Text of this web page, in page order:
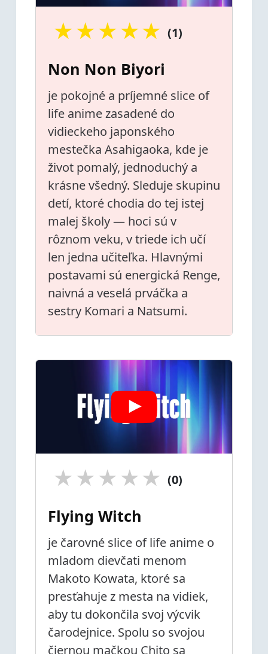
★
★
★
★
★ (1)
Non Non Biyori
je pokojné a príjemné slice of
life anime zasadené do
vidieckeho japonského
mestečka Asahigaoka, kde je
život pomalý, jednoduchý a
krásne všedný. Sleduje skupinu
detí, ktoré chodia do tej istej
malej školy — hoci sú v
rôznom veku, v triede ich učí
len jedna učiteľka. Hlavnými
postavami sú energická Renge,
naivná a veselá prváčka a
sestry Komari a Natsumi.
★
★
★
★
★ (0)
Flying Witch
je čarovné slice of life anime o
mladom dievčati menom
Makoto Kowata, ktoré sa
presťahuje z mesta na vidiek,
aby tu dokončila svoj výcvik
čarodejnice. Spolu so svojou
čiernou mačkou Chito sa